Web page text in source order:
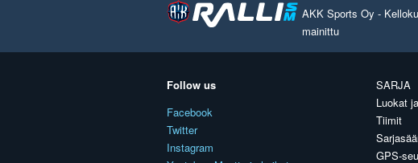
AKK Sports Oy -
mainittu
Follow us
Facebook
Twitter
Instagram
SARJA
Luokat
Tiimit
GPS-